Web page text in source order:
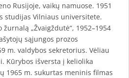
Rusijoje, vaikų namuose. 1951
studijas Vilniaus universitete.
žurnalą „Žvaigždutė“, 1952–1954
sąjungos prozos
m. valdybos sekretorius. Vėliau
Kūrybos išversta į keliolika
1965 m. sukurtas meninis filmas